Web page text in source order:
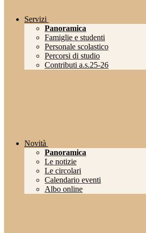
Servizi
Panoramica
Famiglie e studenti
Personale scolastico
Percorsi di studio
Contributi a.s.25-26
Novità
Panoramica
Le notizie
Le circolari
Calendario eventi
Albo online